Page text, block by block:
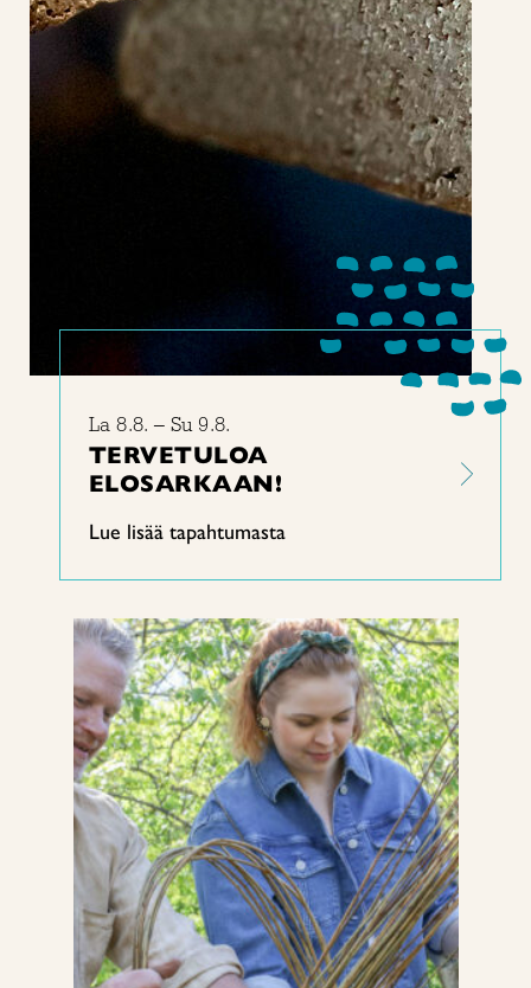
La 8.8. – Su 9.8.
TERVETULOA
ELOSARKAAN!
Lue lisää tapahtumasta